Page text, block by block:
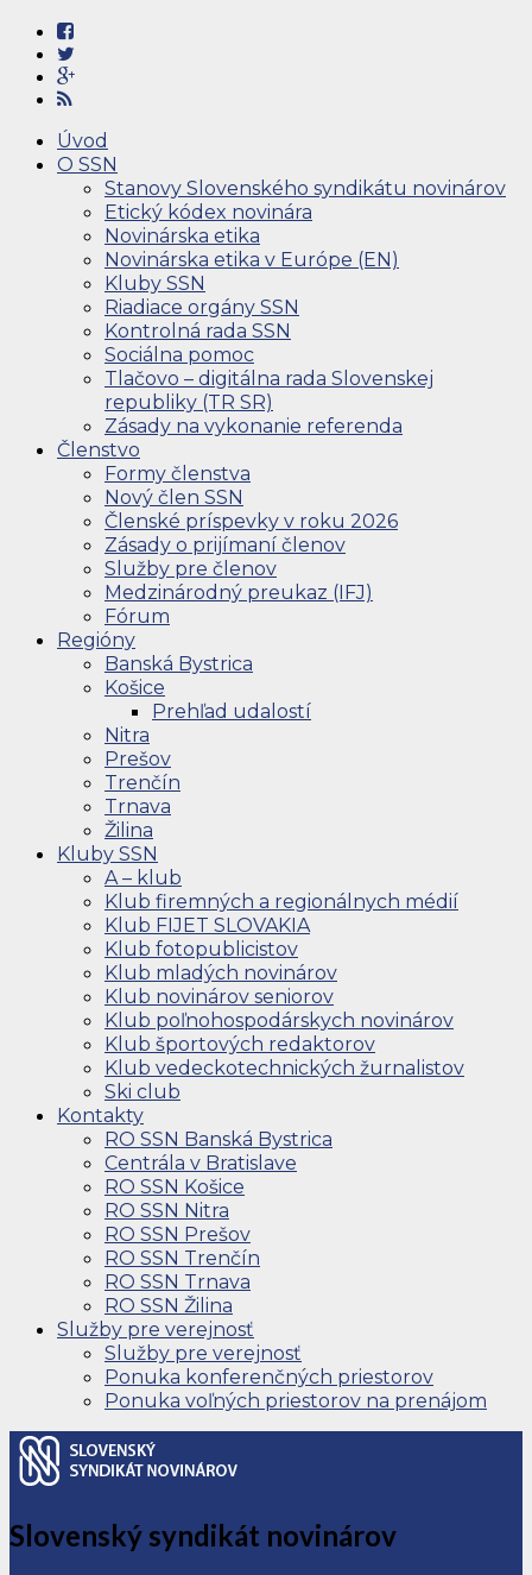
Úvod
O SSN
Stanovy Slovenského syndikátu novinárov
Etický kódex novinára
Novinárska etika
Novinárska etika v Európe (EN)
Kluby SSN
Riadiace orgány SSN
Kontrolná rada SSN
Sociálna pomoc
Tlačovo – digitálna rada Slovenskej
republiky (TR SR)
Zásady na vykonanie referenda
Členstvo
Formy členstva
Nový člen SSN
Členské príspevky v roku 2026
Zásady o prijímaní členov
Služby pre členov
Medzinárodný preukaz (IFJ)
Fórum
Regióny
Banská Bystrica
Košice
Prehľad udalostí
Nitra
Prešov
Trenčín
Trnava
Žilina
Kluby SSN
A – klub
Klub firemných a regionálnych médií
Klub FIJET SLOVAKIA
Klub fotopublicistov
Klub mladých novinárov
Klub novinárov seniorov
Klub poľnohospodárskych novinárov
Klub športových redaktorov
Klub vedeckotechnických žurnalistov
Ski club
Kontakty
RO SSN Banská Bystrica
Centrála v Bratislave
RO SSN Košice
RO SSN Nitra
RO SSN Prešov
RO SSN Trenčín
RO SSN Trnava
RO SSN Žilina
Služby pre verejnosť
Služby pre verejnosť
Ponuka konferenčných priestorov
Ponuka voľných priestorov na prenájom
Slovenský syndikát novinárov